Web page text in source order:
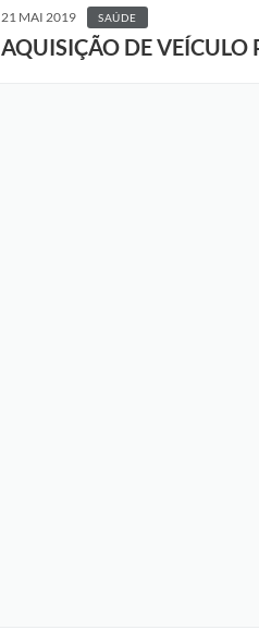
21 MAI 2019 SAÚDE
AQUISIÇÃO DE VEÍCULO